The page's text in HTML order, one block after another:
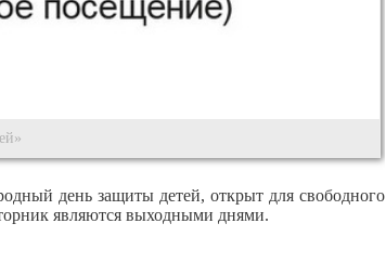
день защиты детей, открыт для свободного
являются выходными днями.